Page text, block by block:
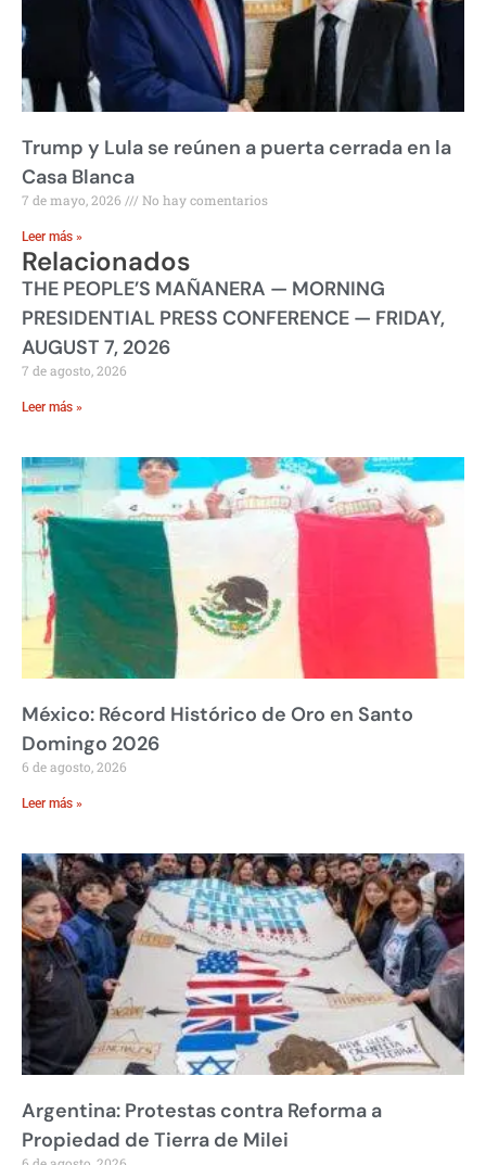
Trump y Lula se reúnen a puerta cerrada en la
Casa Blanca
7 de mayo, 2026 No hay comentarios
Leer más »
Relacionados
THE PEOPLE’S MAÑANERA — MORNING
PRESIDENTIAL PRESS CONFERENCE — FRIDAY,
AUGUST 7, 2026
7 de agosto, 2026
Leer más »
México: Récord Histórico de Oro en Santo
Domingo 2026
6 de agosto, 2026
Leer más »
Argentina: Protestas contra Reforma a
Propiedad de Tierra de Milei